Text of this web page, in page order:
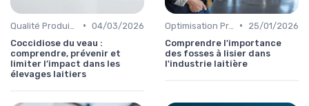
• 04/03/2026
Coccidiose du veau :
comprendre, prévenir et
limiter l’impact dans les
élevages laitiers
•
25/01/2026
Comprendre l'importance
des fosses à lisier dans
l'industrie laitière